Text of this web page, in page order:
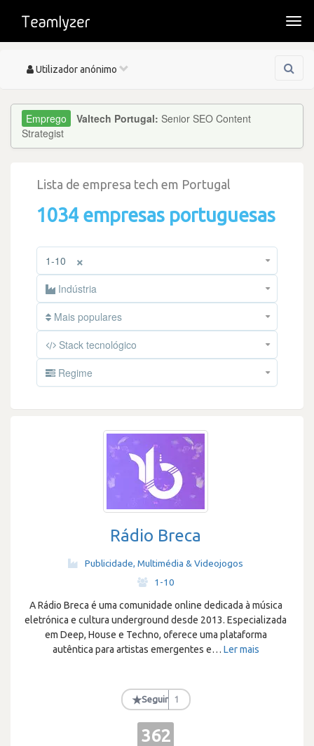
Toggle
Utilizador anónimo
Valtech Portugal: Senior SEO Content
Strategist
Lista de empresa tech em Portugal
1034 empresas portuguesas
×
1-10
Indústria
Mais populares
Stack tecnológico
Regime
Rádio Breca
Publicidade, Multimédia & Videojogos
1-10
A Rádio Breca é uma comunidade online dedicada à música
eletrónica e cultura underground desde 2013. Especializada
em Deep, House e Techno, oferece uma plataforma
autêntica para artistas emergentes e… Ler mais
★Seguir 1
362